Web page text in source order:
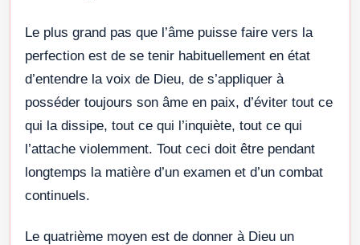
Le plus grand pas que l’âme puisse faire vers la
perfection est de se tenir habituellement en état
d’entendre la voix de Dieu, de s’appliquer à
posséder toujours son âme en paix, d’éviter tout ce
qui la dissipe, tout ce qui l’inquiète, tout ce qui
l’attache violemment. Tout ceci doit être pendant
longtemps la matière d’un examen et d’un combat
continuels.
Le quatrième moyen est de donner à Dieu un